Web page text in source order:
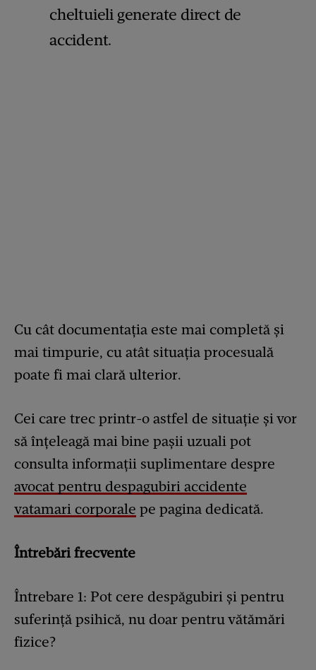
cheltuieli generate direct de
accident.
Cu cât documentația este mai completă și
mai timpurie, cu atât situația procesuală
poate fi mai clară ulterior.
Cei care trec printr-o astfel de situație și vor
să înțeleagă mai bine pașii uzuali pot
consulta informații suplimentare despre
avocat pentru despagubiri accidente
vatamari corporale pe pagina dedicată.
Întrebări frecvente
Întrebare 1: Pot cere despăgubiri și pentru
suferință psihică, nu doar pentru vătămări
fizice?